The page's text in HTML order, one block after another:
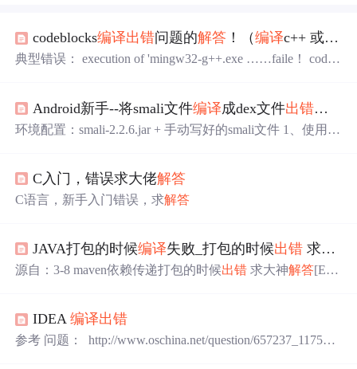
codeblocks编译出错问题的解答 ！（编译c++ 或者c程序）
典型错误： execution of 'mingw32-g++.exe ……faile！ codeb
从设置过程就可以知道有没有安装g++编译器。 设置方
法：Settings——Compiler… 一般默认c
Android新手--将smali文件编译成dex文件出错，求
环境配置：smali-2.2.6.jar + 手动写好的smali文件 1、使用以
ali文件编译成dex文件，需要使用assemble命令呀！不是参
数-o！！（是谁坑害我？） 直接输入assemble试试，发现
C入门，错误求大佬解答
C语言，新手入门错误，求解答
JAVA打包的时候编译失败_打包的时候出错 求大神
源自：3-8 maven依赖传递打包的时候出错 求大神解答[ER
Compilation failure[ERROR] Unable to locate...
IDEA编译出错
参考 问题： http://www.oschina.net/question/657237_117513